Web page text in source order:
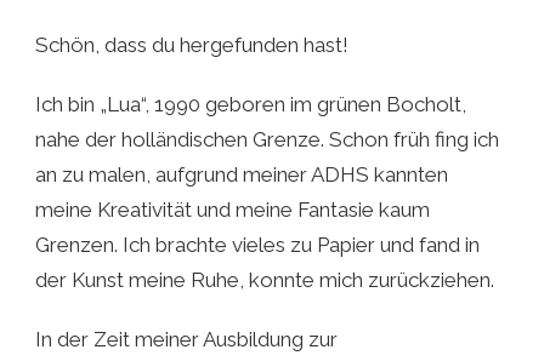
Schön, dass du hergefunden hast!
Ich bin „Lua“, 1990 geboren im grünen Bocholt,
nahe der holländischen Grenze. Schon früh fing ich
an zu malen, aufgrund meiner ADHS kannten
meine Kreativität und meine Fantasie kaum
Grenzen. Ich brachte vieles zu Papier und fand in
der Kunst meine Ruhe, konnte mich zurückziehen.
In der Zeit meiner Ausbildung zur